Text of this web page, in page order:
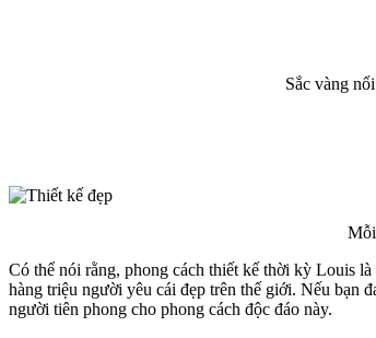
Sắc vàng
Có thể nói rằng, phong cách thiết kế thời kỳ Louis
hàng triệu người yêu cái đẹp trên thế giới. Nếu bạn
người tiên phong cho phong cách độc đáo này.